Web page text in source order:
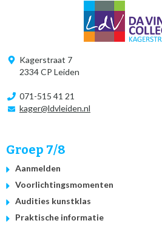
Kagerstraat 7
2334 CP Leiden
071-515 41 21
kager@ldvleiden.nl
Groep 7/8
Aanmelden
Voorlichtingsmomenten
Audities kunstklas
Praktische informatie